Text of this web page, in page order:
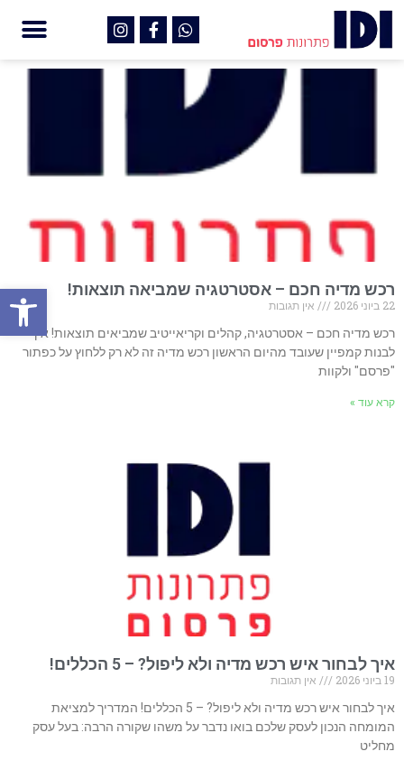
רכש מדיה חכם – אסטרטגיה שמביאה תוצאות!
22 ביוני 2026
אין תגובות
רכש מדיה חכם – אסטרטגיה, קהלים וקריאייטיב שמביאים תוצאות! איך
לבנות קמפיין שעובד מהיום הראשון רכש מדיה זה לא רק ללחוץ על כפתור
"פרסם" ולקוות
קרא עוד »
איך לבחור איש רכש מדיה ולא ליפול? – 5 הכללים!
19 ביוני 2026
אין תגובות
איך לבחור איש רכש מדיה ולא ליפול? – 5 הכללים! המדריך למציאת
המומחה הנכון לעסק שלכם בואו נדבר על משהו שקורה הרבה: בעל עסק
מחליט